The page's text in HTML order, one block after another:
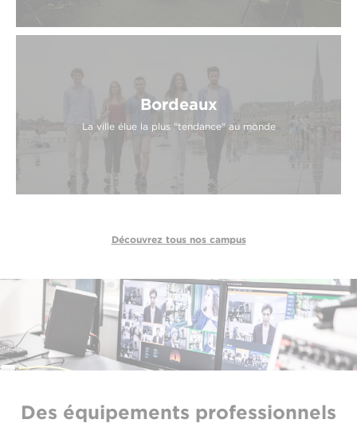
Bordeaux
La ville élue la plus "tendance" au monde
Découvrez tous nos campus
Des équipements professionnels